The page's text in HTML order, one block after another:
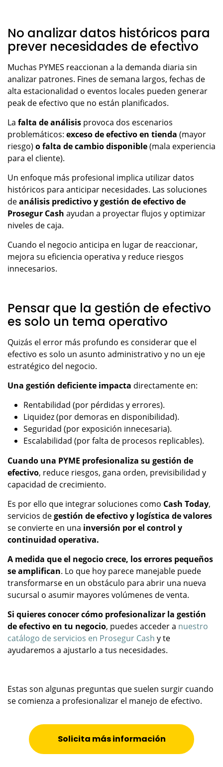
No analizar datos históricos para
prever necesidades de efectivo
Muchas PYMES reaccionan a la demanda diaria sin
analizar patrones. Fines de semana largos, fechas de
alta estacionalidad o eventos locales pueden generar
peak de efectivo que no están planificados.
La falta de análisis provoca dos escenarios
problemáticos: exceso de efectivo en tienda (mayor
riesgo) o falta de cambio disponible(mala experiencia
para el cliente).
Un enfoque más profesional implica utilizar datos
históricos para anticipar necesidades. Las soluciones
deanálisis predictivo y gestión de efectivo de
Prosegur Cash ayudan a proyectar flujos y optimizar
niveles de caja.
Cuando el negocio anticipa en lugar de reaccionar,
mejora su eficiencia operativa y reduce riesgos
innecesarios.
Pensar que la gestión de efectivo
es solo un tema operativo
Quizás el error más profundo es considerar que el
efectivo es solo un asunto administrativo y no un eje
estratégico del negocio.
Una gestión deficiente impacta directamente en:
Rentabilidad (por pérdidas y errores).
Liquidez (por demoras en disponibilidad).
Seguridad (por exposición innecesaria).
Escalabilidad (por falta de procesos replicables).
Cuando una PYME profesionaliza su gestión de
efectivo, reduce riesgos, gana orden, previsibilidad y
capacidad de crecimiento.
Es por ello que integrar soluciones como Cash Today,
servicios degestión de efectivo y logística de valores
se convierte en una inversión por el control y
continuidad operativa.
A medida que el negocio crece, los errores pequeños
se amplifican. Lo que hoy parece manejable puede
transformarse en un obstáculo para abrir una nueva
sucursal o asumir mayores volúmenes de venta.
Si quieres conocer cómo profesionalizar la gestión
de efectivo en tu negocio, puedes acceder a nuestro
catálogo de servicios en Prosegur Cash y te
ayudaremos a ajustarlo a tus necesidades.
Estas son algunas preguntas que suelen surgir cuando
se comienza a profesionalizar el manejo de efectivo.
Solicita más información